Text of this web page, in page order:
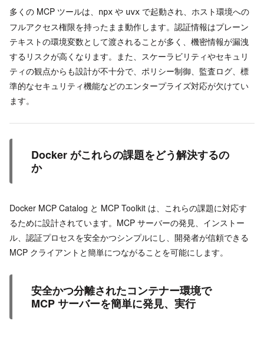
多くの MCP ツールは、 npx や uvx で起動され、ホスト環境への
フルアクセス権限を持ったまま動作します。認証情報はプレーン
テキストの環境変数として渡されることが多く、機密情報が漏洩
するリスクが高くなります。また、スケーラビリティやセキュリ
ティの観点からも設計が不十分で、ポリシー制御、監査ログ、標
準的なセキュリティ機能などのエンタープライズ対応が欠けてい
ます。
Docker がこれらの課題をどう解決するの
か
Docker MCP Catalog と MCP Toolkit は、これらの課題に対応す
るために設計されています。MCP サーバーの発見、インストー
ル、認証プロセスを安全かつシンプルにし、開発者が信頼できる
MCP クライアントと簡単につながることを可能にします。
安全かつ分離されたコンテナー環境で
MCP サーバーを簡単に発見、実行